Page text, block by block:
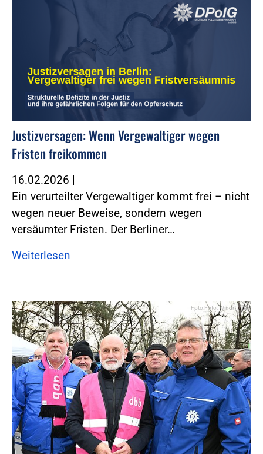
Justizversagen: Wenn Vergewaltiger wegen
Fristen freikommen
16.02.2026 |
Ein verurteilter Vergewaltiger kommt frei – nicht
wegen neuer Beweise, sondern wegen
versäumter Fristen. Der Berliner…
Weiterlesen
Foto:Foto: Windmüller